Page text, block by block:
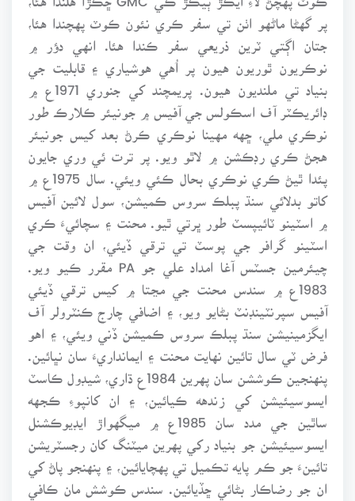
پر گهڻا ماڻهو اٺن تي سفر ڪري نئون ڪوٽ پهچندا هئا،
جتان اڳتي ٽرين ذريعي سفر ڪندا هئا. انهي دؤر ۾
نوڪريون ٿوريون هيون پر اُهي هوشياري ۽ قابليت جي
ڊائريڪٽر آف اسڪولس جي آفيس ۾ جونيئر ڪلارڪ طور
نوڪري ملي، ڇهه مهينا نوڪري ڪرڻ بعد کيس جونيئر
هجڻ ڪري رڊڪشن ۾ لاٿو ويو. پر ترت ئي وري جايون
کاتو بدلائي سنڌ پبلڪ سروس ڪميشن، سول لائين آفيس
۾ اسٽينو ٽائيپسٽ طور ڀرتي ٿيو. محنت ۽ سچائيءَ ڪري
اسٽينو گرافر جي پوسٽ تي ترقي ڏيئي، ان وقت جي
چيئرمين جسٽس آغا امداد علي جو PA مقرر ڪيو ويو.
1983ع ۾ سندس محنت جي مڃتا ۾ کيس ترقي ڏيئي
آفيس سپرنٽينڊنٽ بڻايو ويو، ۽ اضافي چارج ڪنٽرولر آف
ايگزمينيشن سنڌ پبلڪ سروس ڪميشن ڏني ويئي، ۽ اهو
فرض ٽي سال تائين نهايت محنت ۽ ايمانداريءَ سان نڀائين.
پنهنجين ڪوششن سان پهرين 1984ع ڌاري، شيڊول ڪاسٽ
ايسوسيئيشن کي زندهه ڪيائين، ۽ ان کانپوءِ ڪجهه
ساٿين جي مدد سان 1985ع ۾ ميگهواڙ ايڊيوڪشنل
ايسوسيئيشن جو بنياد رکي پهرين ميٽنگ کان رجسٽريشن
تائينءَ جو ڪم پايه تڪميل تي پهچايائين، ۽ پنهنجو پاڻ کي
ان جو رضاڪار بڻائي ڇڏيائين. سندس ڪوشش مان ڪافي